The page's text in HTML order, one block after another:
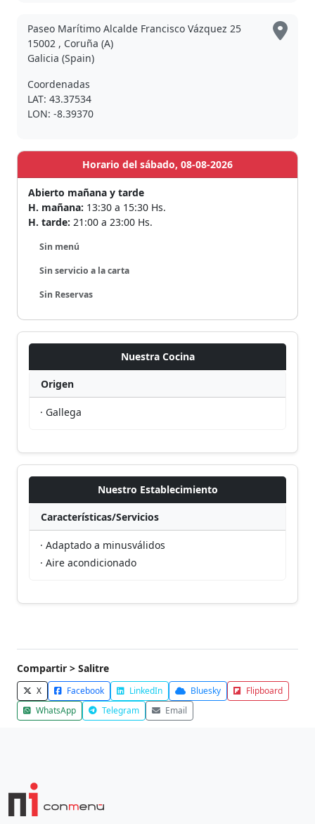
Paseo Marítimo Alcalde Francisco Vázquez 25
15002 , Coruña (A)
Galicia (Spain)
Coordenadas
LAT: 43.37534
LON: -8.39370
Horario del sábado, 08-08-2026
Abierto mañana y tarde
H. mañana: 13:30 a 15:30 Hs.
H. tarde: 21:00 a 23:00 Hs.
Sin menú
Sin servicio a la carta
Sin Reservas
Nuestra Cocina
Origen
· Gallega
Nuestro Establecimiento
Características/Servicios
· Adaptado a minusválidos
· Aire acondicionado
Compartir > Salitre
X Facebook LinkedIn Bluesky
Flipboard
WhatsApp
Telegram Email